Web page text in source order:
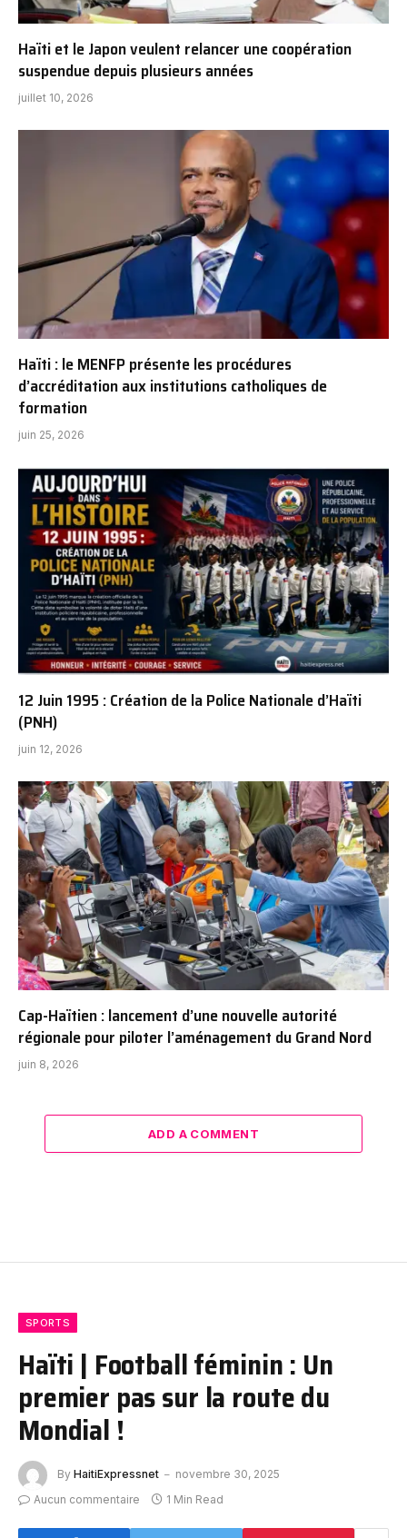
Haïti et le Japon veulent relancer une coopération
suspendue depuis plusieurs années
juillet 10, 2026
Haïti : le MENFP présente les procédures
d’accréditation aux institutions catholiques de
formation
juin 25, 2026
12 Juin 1995 : Création de la Police Nationale d’Haïti
(PNH)
juin 12, 2026
Cap-Haïtien : lancement d’une nouvelle autorité
régionale pour piloter l’aménagement du Grand Nord
juin 8, 2026
ADD A COMMENT
SPORTS
Haïti | Football féminin : Un
premier pas sur la route du
Mondial !
By HaitiExpressnet
novembre 30, 2025
Aucun commentaire
1 Min Read